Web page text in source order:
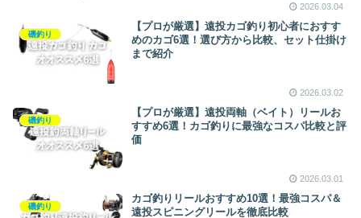
2026.03.04
磯釣り
【プロが厳選】遠投カゴ釣り初心者におすす
めのカゴ6選！選び方から比較、セット仕掛け
まで紹介
2026.03.02
磯釣り
【プロが厳選】遠投両軸（ベイト）リールお
すすめ6選！カゴ釣りに最強なコスパ比較と評
価
2026.03.01
磯釣り
カゴ釣りリールおすすめ10選！最強コスパ＆
遠投スピニングリールを徹底比較